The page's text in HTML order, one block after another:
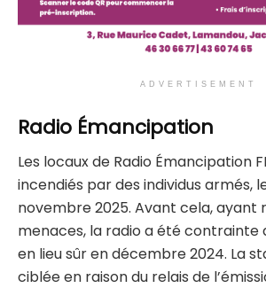
ADVERTISEMENT
Radio Émancipation
Les locaux de Radio Émancipation
incendiés par des individus armés,
novembre 2025. Avant cela, ayant
menaces, la radio a été contrainte
en lieu sûr en décembre 2024. La
ciblée en raison du relais de